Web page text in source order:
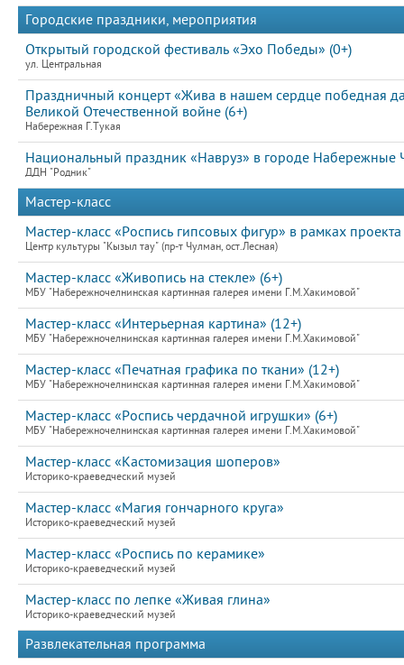
Городские праздники, мероприятия
Открытый городской фестиваль «Эхо Победы» (0+)
ул. Центральная
Праздничный концерт «Жива в нашем сердце победная
Великой Отечественной войне (6+)
Набережная Г.Тукая
Национальный праздник «Навруз» в городе Набережные
ДДН "Родник"
Мастер-класс
Мастер-класс «Роспись гипсовых фигур» в рамках
Центр культуры "Кызыл тау" (пр-т Чулман, ост.Лесная)
Мастер-класс «Живопись на стекле» (6+)
МБУ "Набережночелнинская картинная галерея имени Г.М.Хакимовой"
Мастер-класс «Интерьерная картина» (12+)
МБУ "Набережночелнинская картинная галерея имени Г.М.Хакимовой"
Мастер-класс «Печатная графика по ткани» (12+)
МБУ "Набережночелнинская картинная галерея имени Г.М.Хакимовой"
Мастер-класс «Роспись чердачной игрушки» (6+)
МБУ "Набережночелнинская картинная галерея имени Г.М.Хакимовой"
Мастер-класс «Кастомизация шоперов»
Историко-краеведческий музей
Мастер-класс «Магия гончарного круга»
Историко-краеведческий музей
Мастер-класс «Роспись по керамике»
Историко-краеведческий музей
Мастер-класс по лепке «Живая глина»
Историко-краеведческий музей
Развлекательная программа